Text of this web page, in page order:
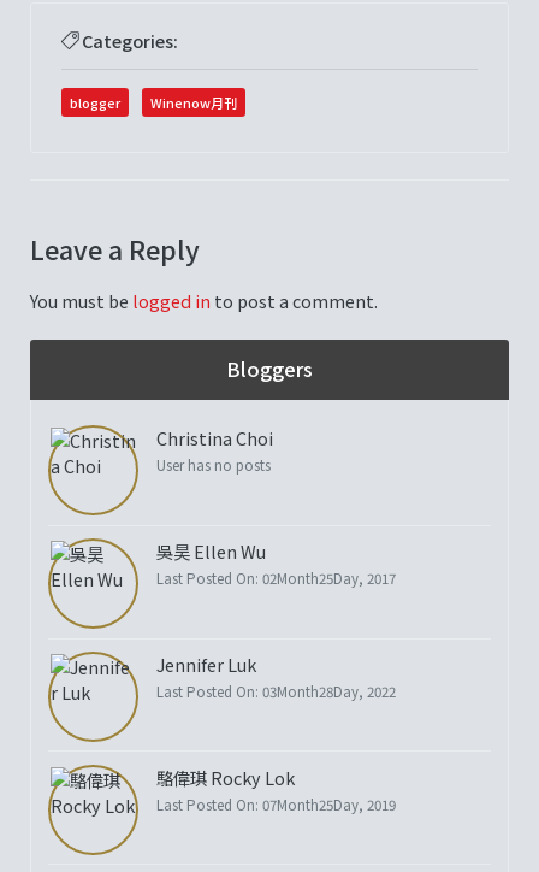
Categories:
blogger Winenow月刊
Leave a Reply
You must be logged in to post a comment.
Bloggers
Christina Choi
User has no posts
吳昊 Ellen Wu
Last Posted On: 02Month25Day, 2017
Jennifer Luk
Last Posted On: 03Month28Day, 2022
駱偉琪 Rocky Lok
Last Posted On: 07Month25Day, 2019